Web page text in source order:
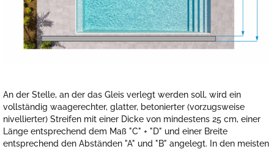
An der Stelle, an der das Gleis verlegt werden soll, wird ein
vollständig waagerechter, glatter, betonierter (vorzugsweise
nivellierter) Streifen mit einer Dicke von mindestens 25 cm, einer
Länge entsprechend dem Maß "C" + "D" und einer Breite
entsprechend den Abständen "A" und "B" angelegt. In den meisten